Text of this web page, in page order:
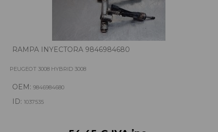
RAMPA INYECTORA 9846984680
PEUGEOT 3008 HYBRID 3008
OEM: 9846984680
ID: 1037535